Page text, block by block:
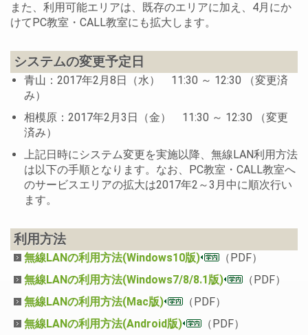
また、利用可能エリアは、既存のエリアに加え、4月にか
けてPC教室・CALL教室にも拡大します。
システムの変更予定日
青山：2017年2月8日（水） 11:30 ～ 12:30 （変更済
み）
相模原：2017年2月3日（金） 11:30 ～ 12:30 （変更
済み）
上記日時にシステム変更を実施以降、無線LAN利用方法
は以下の手順となります。なお、PC教室・CALL教室へ
のサービスエリアの拡大は2017年2～3月中に順次行い
ます。
利用方法
無線LANの利用方法(Windows10版)
（PDF）
無線LANの利用方法(Windows7/8/8.1版)
（PDF）
無線LANの利用方法(Mac版)
（PDF）
無線LANの利用方法(Android版)
（PDF）